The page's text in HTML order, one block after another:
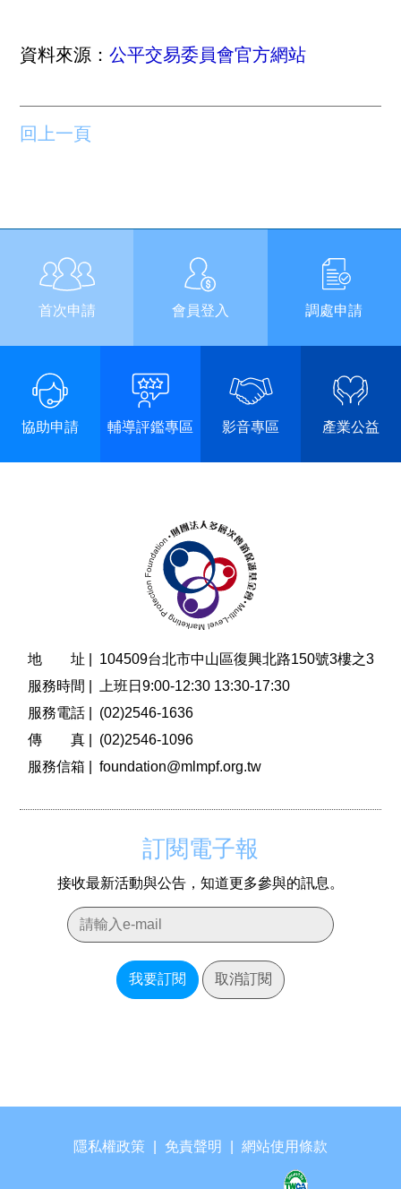
資料來源：公平交易委員會官方網站
回上一頁
首次申請 會員登入 調處申請
協助申請 輔導評鑑專區 影音專區 產業公益
地 址 |
104509台北市中山區復興北路150號3樓之3
服務時間 |
上班日9:00-12:30 13:30-17:30
服務電話 |
(02)2546-1636
傳 真 |
(02)2546-1096
服務信箱 |
foundation@mlmpf.org.tw
訂閱電子報
接收最新活動與公告，知道更多參與的訊息。
我要訂閱 取消訂閱
隱私權政策 免責聲明 網站使用條款